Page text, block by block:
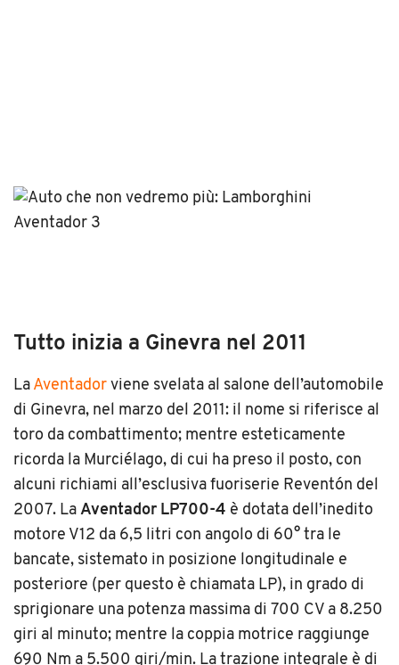
Tutto inizia a Ginevra nel 2011
La Aventador viene svelata al salone dell’automobile
di Ginevra, nel marzo del 2011: il nome si riferisce al
toro da combattimento; mentre esteticamente
ricorda la Murciélago, di cui ha preso il posto, con
alcuni richiami all’esclusiva fuoriserie Reventón del
2007. La Aventador LP700-4 è dotata dell’inedito
motore V12 da 6,5 litri con angolo di 60° tra le
bancate, sistemato in posizione longitudinale e
posteriore (per questo è chiamata LP), in grado di
sprigionare una potenza massima di 700 CV a 8.250
giri al minuto; mentre la coppia motrice raggiunge
690 Nm a 5.500 giri/min. La trazione integrale è di